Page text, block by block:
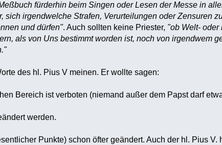
fürderhin beim Singen oder Lesen der Messe in
sich irgendwelche Strafen, Verurteilungen oder Zensuren
und dürfen". Auch sollten keine Priester, "ob Welt-
als von Uns bestimmt worden ist, noch von irgendwem
des hl. Pius V meinen. Er wollte sagen:
Bereich ist verboten (niemand außer dem Papst darf
werden.
Punkte) schon öfter geändert. Auch der hl. Pius V.